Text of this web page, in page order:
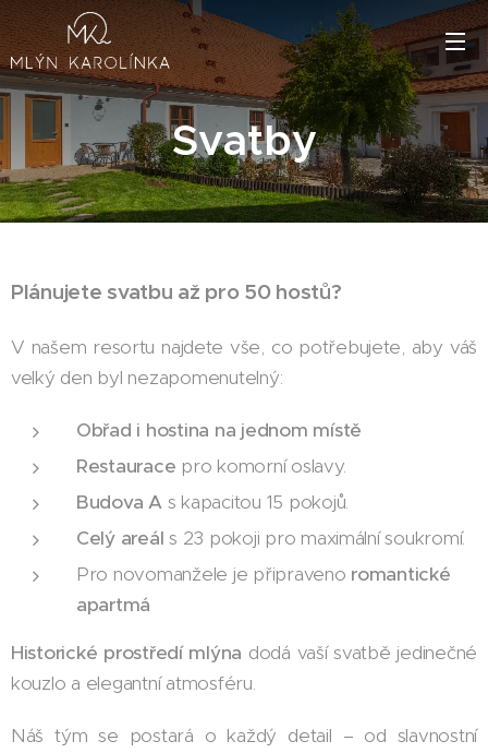
Svatby
Plánujete svatbu až pro 50 hostů?
V našem resortu najdete vše, co potřebujete, aby váš
velký den byl nezapomenutelný:
Obřad i hostina na jednom místě
Restaurace pro komorní oslavy.
Budova As kapacitou 15 pokojů.
Celý areál s 23 pokoji pro maximální soukromí.
Pro novomanžele je připraveno romantické
apartmá
Historické prostředí mlýna dodá vaší svatbě jedinečné
kouzlo a elegantní atmosféru.
Náš tým se postará o každý detail – od slavnostní